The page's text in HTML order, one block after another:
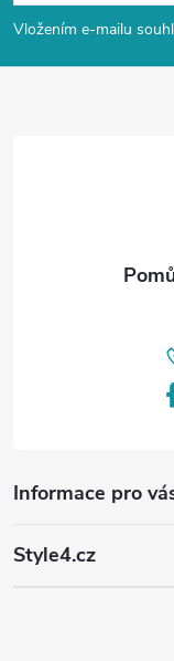
p
a
Vložením e-mailu
Informace pro
Style4.cz